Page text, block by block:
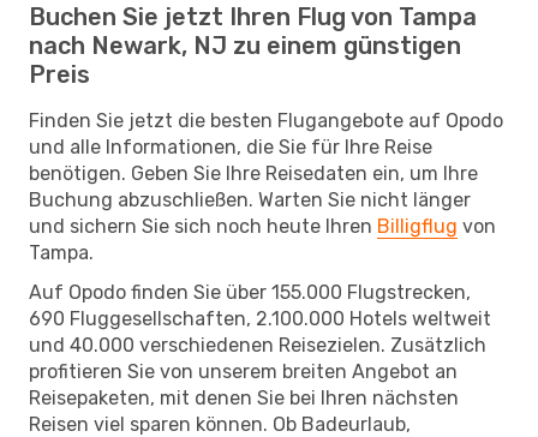
Buchen Sie jetzt Ihren Flug von Tampa
nach Newark, NJ zu einem günstigen
Preis
Finden Sie jetzt die besten Flugangebote auf Opodo
und alle Informationen, die Sie für Ihre Reise
benötigen. Geben Sie Ihre Reisedaten ein, um Ihre
Buchung abzuschließen. Warten Sie nicht länger
und sichern Sie sich noch heute Ihren Billigflug von
Tampa.
Auf Opodo finden Sie über 155.000 Flugstrecken,
690 Fluggesellschaften, 2.100.000 Hotels weltweit
und 40.000 verschiedenen Reisezielen. Zusätzlich
profitieren Sie von unserem breiten Angebot an
Reisepaketen, mit denen Sie bei Ihren nächsten
Reisen viel sparen können. Ob Badeurlaub,